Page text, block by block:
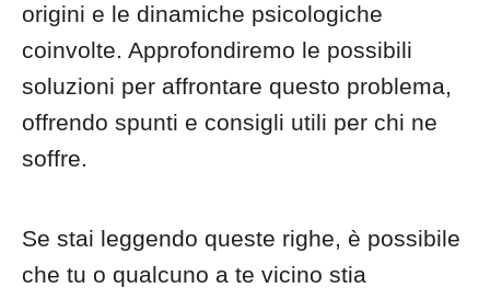
origini e le dinamiche psicologiche
coinvolte. Approfondiremo le possibili
soluzioni per affrontare questo problema,
offrendo spunti e consigli utili per chi ne
soffre.
Se stai leggendo queste righe, è possibile
che tu o qualcuno a te vicino stia